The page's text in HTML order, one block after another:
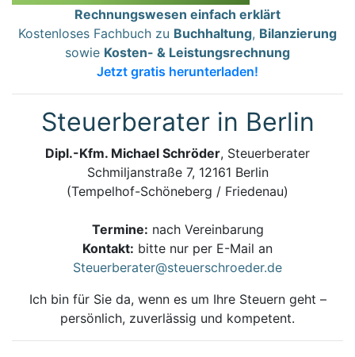
Rechnungswesen einfach erklärt
Kostenloses Fachbuch zu Buchhaltung, Bilanzierung
sowie Kosten- & Leistungsrechnung
Jetzt gratis herunterladen!
Steuerberater in Berlin
Dipl.-Kfm. Michael Schröder, Steuerberater
Schmiljanstraße 7, 12161 Berlin
(Tempelhof-Schöneberg / Friedenau)
Termine: nach Vereinbarung
Kontakt: bitte nur per E-Mail an
Steuerberater@steuerschroeder.de
Ich bin für Sie da, wenn es um Ihre Steuern geht –
persönlich, zuverlässig und kompetent.